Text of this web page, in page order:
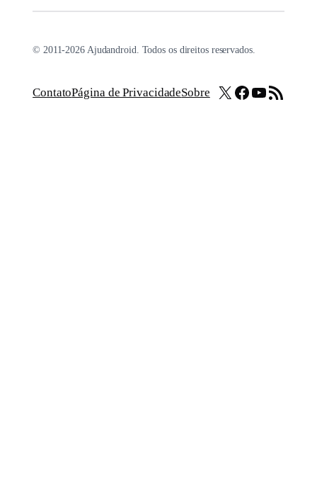
© 2011-2026 Ajudandroid. Todos os direitos reservados.
ContatoPágina de PrivacidadeSobre X Facebook
Youtube
Feed RSS